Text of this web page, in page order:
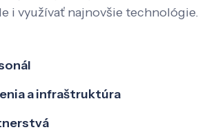
i využívať najnovšie technológie.
a infraštruktúra